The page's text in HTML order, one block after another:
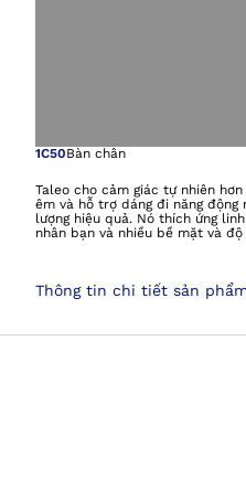
Mở
1C50Bàn chân
Taleo cho cảm giác tự nhiên
êm và hỗ trợ dáng đi năng động
lượng hiệu quả. Nó thích ứng
nhân bạn và nhiều bề mặt và
đến các hoạt động của bạn.
Thông tin chi tiết sản